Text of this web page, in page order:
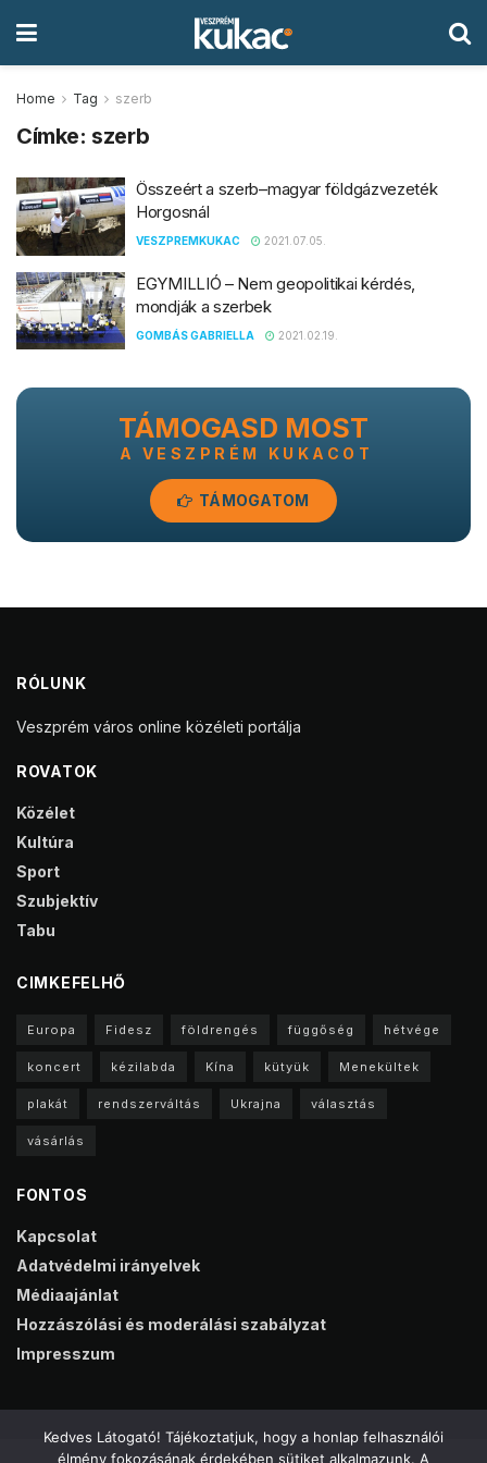
Home Tag szerb
Címke: szerb
Összeért a szerb–magyar földgázvezeték
Horgosnál
VESZPREMKUKAC 2021.07.05.
EGYMILLIÓ – Nem geopolitikai kérdés,
mondják a szerbek
GOMBÁS GABRIELLA 2021.02.19.
TÁMOGASD MOST
A VESZPRÉM KUKACOT
TÁMOGATOM
RÓLUNK
Veszprém város online közéleti portálja
ROVATOK
Közélet
Kultúra
Sport
Szubjektív
Tabu
CIMKEFELHŐ
Europa Fidesz földrengés függőség hétvége
koncert kézilabda Kína kütyük Menekültek
plakát rendszerváltás Ukrajna választás
vásárlás
FONTOS
Kapcsolat
Adatvédelmi irányelvek
Médiaajánlat
Hozzászólási és moderálási szabályzat
Impresszum
Kedves Látogató! Tájékoztatjuk, hogy a honlap felhasználói
élmény fokozásának érdekében sütiket alkalmazunk. A